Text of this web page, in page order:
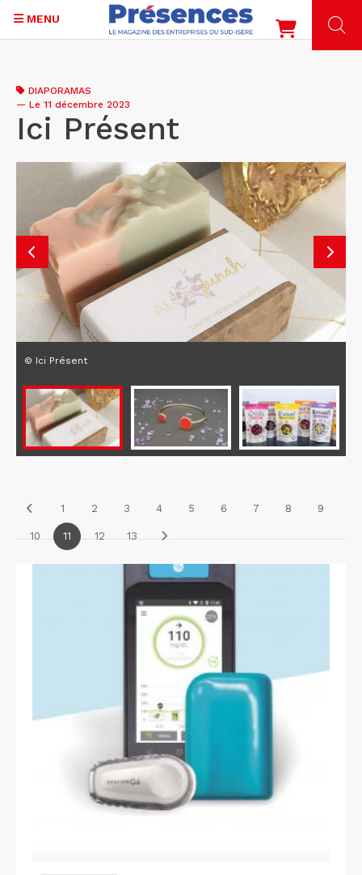
contenu
principal
MENU
DIAPORAMAS
— Le 11 décembre 2023
Ici Présent
© Ici Présent
1 2 3 4 5 6 7 8 9
10 11 12 13